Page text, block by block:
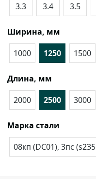
3.3 3.4 3.5
Ширина, мм
1000
1250 1500
Длина, мм
2000
2500 3000
Марка стали
08кп (DC01), 3пс